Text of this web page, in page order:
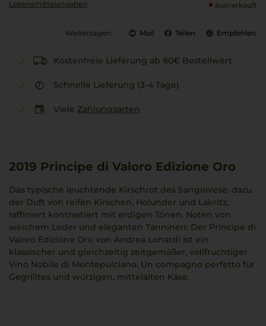
Lebensmittel­angaben ausverkauft
Weitersagen: Mail Teilen Empfehlen
Kostenfreie Lieferung ab 80€ Bestellwert
Schnelle Lieferung (3-4 Tage)
Viele Zahlungsarten
2019 Principe di Valoro Edizione Oro
Das typische leuchtende Kirschrot des Sangiovese, dazu
der Duft von reifen Kirschen, Holunder und Lakritz,
raffiniert kontrastiert mit erdigen Tönen, Noten von
weichem Leder und eleganten Tanninen: Der Principe di
Valoro Edizione Oro von Andrea Lonardi ist ein
klassischer und gleichzeitig zeitgemäßer, vollfruchtiger
Vino Nobile di Montepulciano. Un compagno perfetto für
Gegrilltes und würzigen, mittelalten Käse.